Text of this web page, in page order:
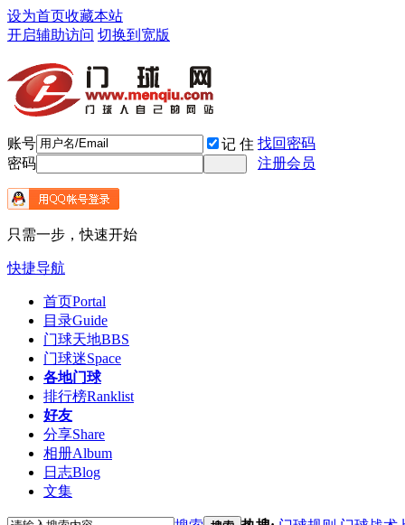
设为首页收藏本站
开启辅助访问 切换到宽版
账号 记 住 找回密码
密码
注册会员
只需一步，快速开始
快捷导航
首页Portal
目录Guide
门球天地BBS
门球迷Space
各地门球
排行榜Ranklist
好友
分享Share
相册Album
日志Blog
文集